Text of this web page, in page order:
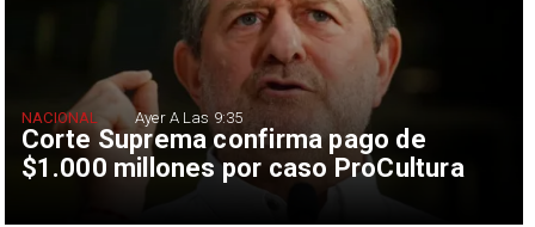
Corte Suprema confirma pago de
$1.000 millones por caso ProCultura
NACIONAL Ayer A Las 9:35